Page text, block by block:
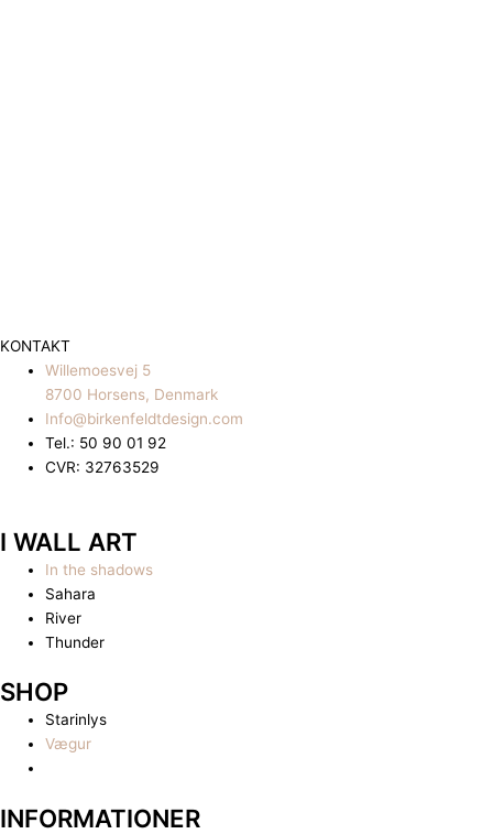
KONTAKT
Willemoesvej 5
8700 Horsens, Denmark
Info@birkenfeldtdesign.com
Tel.: 50 90 01 92
CVR: 32763529
I WALL ART
In the shadows
Sahara
River
Thunder
SHOP
Starinlys
Vægur
INFORMATIONER